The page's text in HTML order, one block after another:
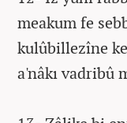
meakum fe
kulûbillezîne
a'nâkı vadribû